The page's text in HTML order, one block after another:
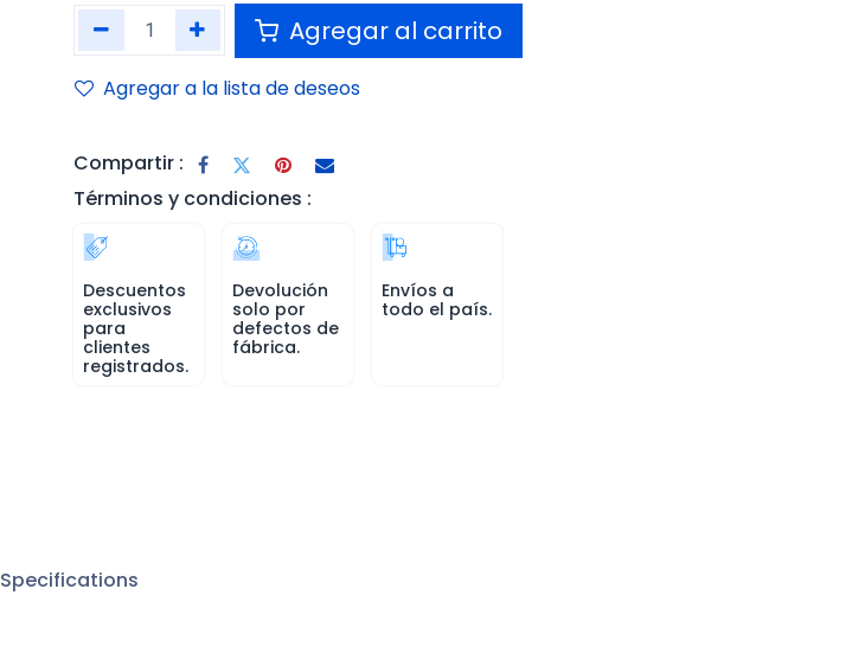
Agregar al carrito
Agregar a la lista de deseos
Compartir :
Términos y condiciones :
Descuentos
exclusivos
para
clientes
registrados.
Devolución
solo por
defectos de
fábrica.
Envíos a
todo el país.
Specifications